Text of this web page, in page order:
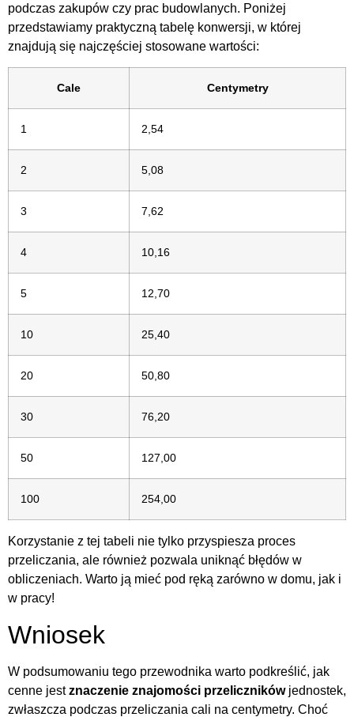
podczas zakupów czy prac budowlanych. Poniżej
przedstawiamy praktyczną tabelę konwersji, w której
znajdują się najczęściej stosowane wartości:
Cale Centymetry
1 2,54
2 5,08
3 7,62
4 10,16
5 12,70
10 25,40
20 50,80
30 76,20
50 127,00
100 254,00
Korzystanie z tej tabeli nie tylko przyspiesza proces
przeliczania, ale również pozwala uniknąć błędów w
obliczeniach. Warto ją mieć pod ręką zarówno w domu, jak i
w pracy!
Wniosek
W podsumowaniu tego przewodnika warto podkreślić, jak
cenne jestznaczenie znajomości przelicznikówjednostek,
zwłaszcza podczas przeliczania cali na centymetry. Choć